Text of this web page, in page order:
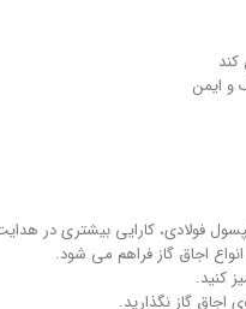
و ایمن
فولادی، کارایی بیشتری در
اجاق گاز فراهم می شود.
کنید.
اجاق گاز نگذارید.